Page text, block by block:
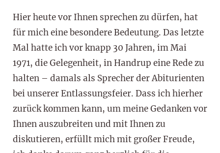
Hier heute vor Ihnen sprechen zu dürfen, hat
für mich eine besondere Bedeutung. Das letzte
Mal hatte ich vor knapp 30 Jahren, im Mai
1971, die Gelegenheit, in Handrup eine Rede zu
halten – damals als Sprecher der Abiturienten
bei unserer Entlassungsfeier. Dass ich hierher
zurück kommen kann, um meine Gedanken vor
Ihnen auszubreiten und mit Ihnen zu
diskutieren, erfüllt mich mit großer Freude,